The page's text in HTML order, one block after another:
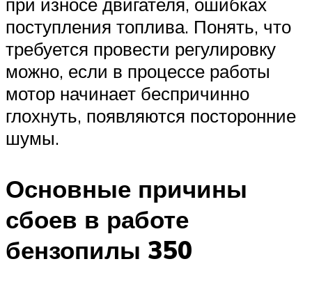
поступления топлива. Понять, что
требуется провести регулировку
можно, если в процессе работы
мотор начинает беспричинно
глохнуть, появляются посторонние
шумы.
Основные причины
сбоев в работе
бензопилы 350